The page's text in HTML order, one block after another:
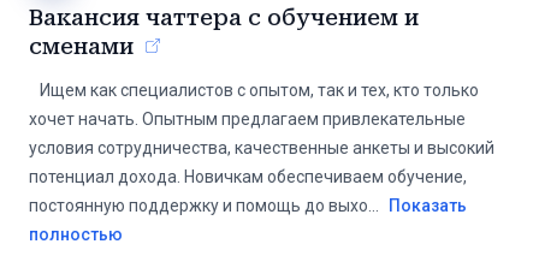
Вакансия чаттера с обучением и
сменами
️ ️ ️ Ищем как специалистов с опытом, так и тех, кто только
хочет начать. Опытным предлагаем привлекательные
условия сотрудничества, качественные анкеты и высокий
потенциал дохода. Новичкам обеспечиваем обучение,
постоянную поддержку и помощь до выхо
Показать
полностью